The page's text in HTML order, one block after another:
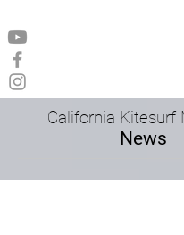
California Kitesurf
News